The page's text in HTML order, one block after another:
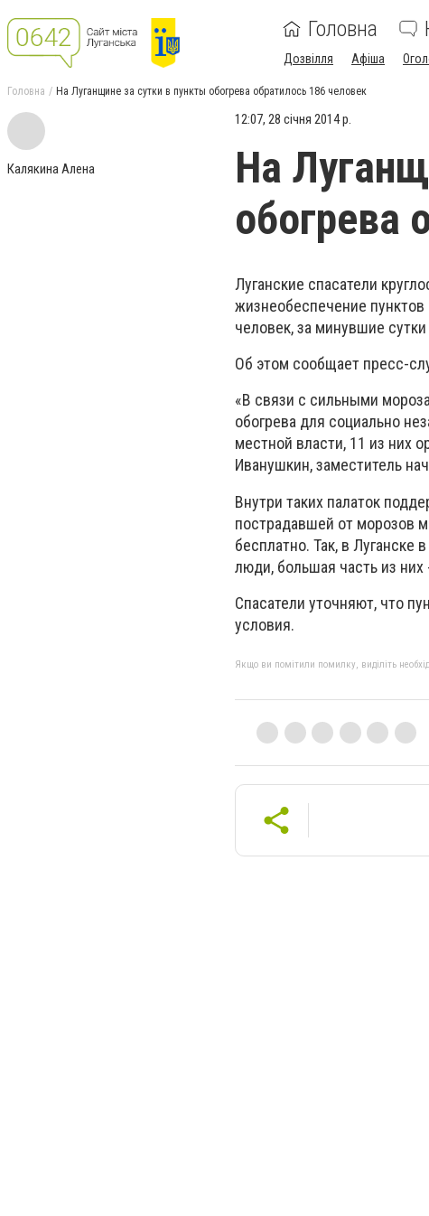
Головна
Дозвілля Афіша
Головна На Луганщине за сутки в пункты обогрева обратилось 186 человек
Калякина Алена
12:07, 28 січня 2014 р.
На
обогрева
Луганские спасатели
жизнеобеспечение
человек, за минувшие
Об этом сообщает пресс-
«В связи с сильными
обогрева для социально
местной власти, 11 из них
Иванушкин, заместитель
Внутри таких палаток
пострадавшей от морозов
бесплатно. Так, в Луганске
люди, большая часть из
Спасатели уточняют, что
условия.
Якщо ви помітили помилку, виділіть